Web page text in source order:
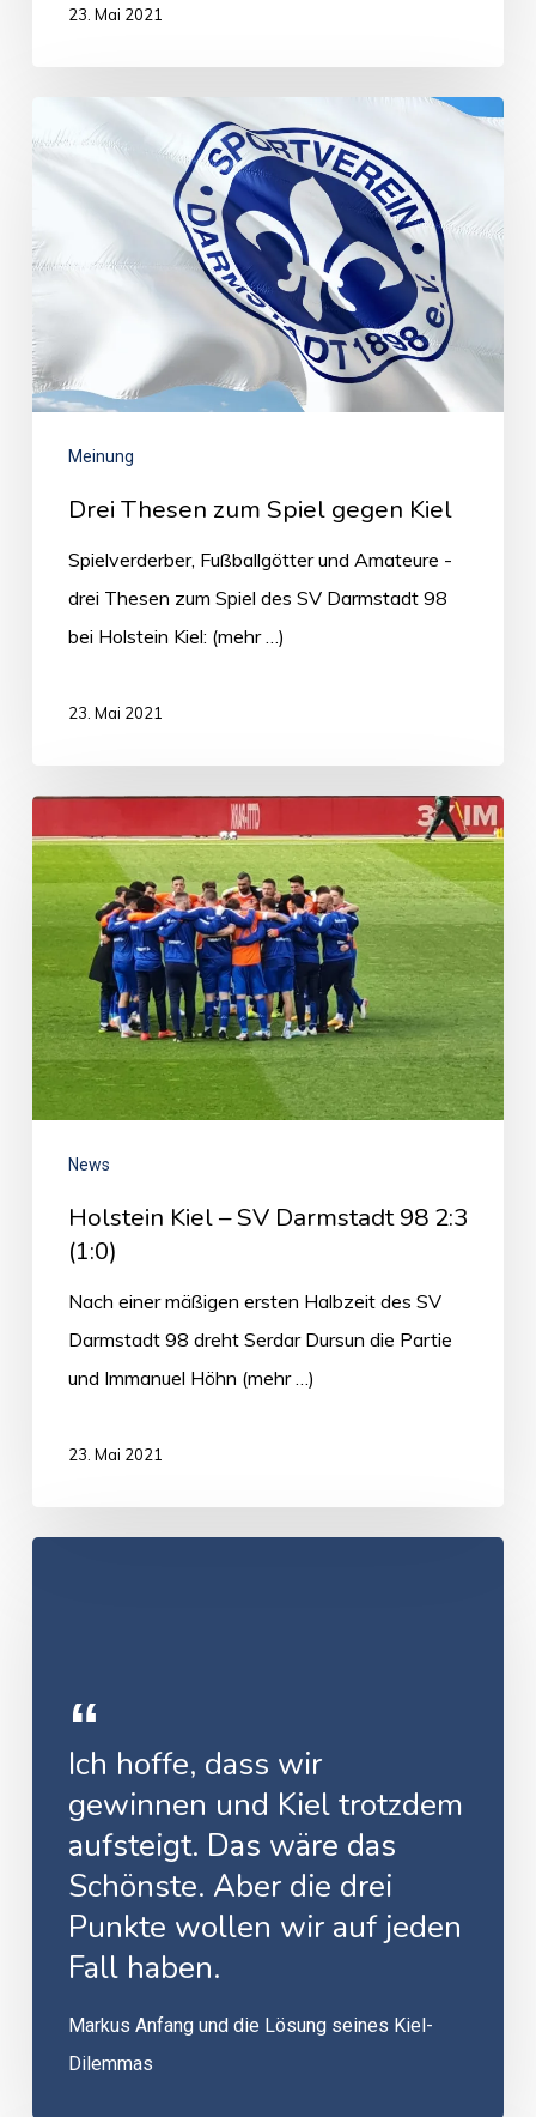
23. Mai 2021
Meinung
Drei Thesen zum Spiel gegen Kiel
Spielverderber, Fußballgötter und Amateure -
drei Thesen zum Spiel des SV Darmstadt 98
bei Holstein Kiel: (mehr …)
23. Mai 2021
News
Holstein Kiel – SV Darmstadt 98 2:3
(1:0)
Nach einer mäßigen ersten Halbzeit des SV
Darmstadt 98 dreht Serdar Dursun die Partie
und Immanuel Höhn (mehr …)
23. Mai 2021
Ich hoffe, dass wir
gewinnen und Kiel trotzdem
aufsteigt. Das wäre das
Schönste. Aber die drei
Punkte wollen wir auf jeden
Fall haben.
Markus Anfang und die Lösung seines Kiel-
Dilemmas